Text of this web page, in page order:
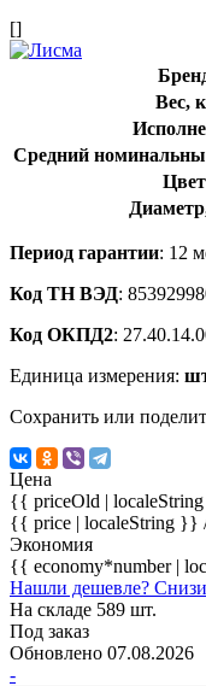
[]
Вес,
Средний
Период гарантии: 12
Код ТН ВЭД:
Код ОКПД2:
Единица измерения:
Сохранить или
Цена
{{ priceOld |
{{ price | localeString }}
Экономия
{{ economy*number |
Нашли дешевле?
На складе 589 шт.
Под заказ
Обновлено 07.08.2026
-